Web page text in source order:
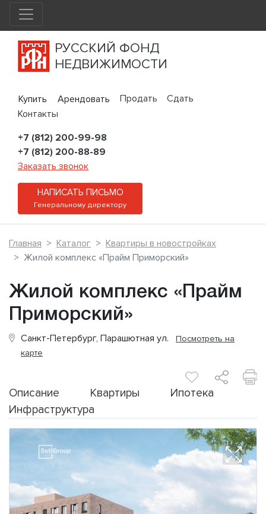
РУССКИЙ ФОНД
НЕДВИЖИМОСТИ
Купить Арендовать Продать
Сдать
Контакты
+7 (812) 200-99-98
+7 (812) 200-88-89
Заказать звонок
НАПИСАТЬ ПИСЬМО
Генеральному директору
Главная Каталог
Квартиры в новостройках
Жилой комплекс «Прайм Приморский»
Жилой комплекс «Прайм
Приморский»
Санкт-Петербург, Парашютная ул. Посмотреть на
карте
Описание Квартиры
Ипотека
Инфраструктура